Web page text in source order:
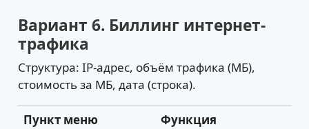
Вариант 6. Биллинг интернет-
трафика
Структура: IP-адрес, объём трафика (МБ),
стоимость за МБ, дата (строка).
Пункт меню
Функция